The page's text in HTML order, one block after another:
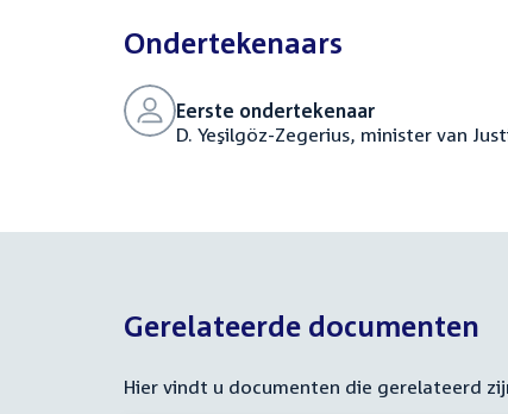
Ondertekenaars
Eerste ondertekenaar
D. Yeşilgöz-Zegerius, minister van
Gerelateerde documenten
Hier vindt u documenten die gerelateerd